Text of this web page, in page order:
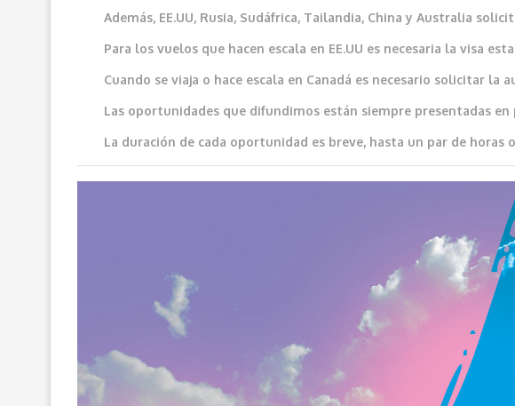
Además, EE.UU, Rusia, Sudáfrica, Tailandia, China y Australia
Para los vuelos que hacen escala en EE.UU es necesaria la visa
Cuando se viaja o hace escala en Canadá es necesario solicitar la
Las oportunidades que difundimos están siempre presentadas
La duración de cada oportunidad es breve, hasta un par de horas